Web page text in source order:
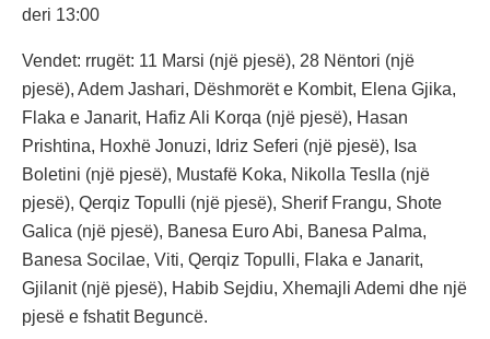
deri 13:00
Vendet: rrugët: 11 Marsi (një pjesë), 28 Nëntori (një
pjesë), Adem Jashari, Dëshmorët e Kombit, Elena Gjika,
Flaka e Janarit, Hafiz Ali Korqa (një pjesë), Hasan
Prishtina, Hoxhë Jonuzi, Idriz Seferi (një pjesë), Isa
Boletini (një pjesë), Mustafë Koka, Nikolla Teslla (një
pjesë), Qerqiz Topulli (një pjesë), Sherif Frangu, Shote
Galica (një pjesë), Banesa Euro Abi, Banesa Palma,
Banesa Socilae, Viti, Qerqiz Topulli, Flaka e Janarit,
Gjilanit (një pjesë), Habib Sejdiu, Xhemajli Ademi dhe një
pjesë e fshatit Beguncë.